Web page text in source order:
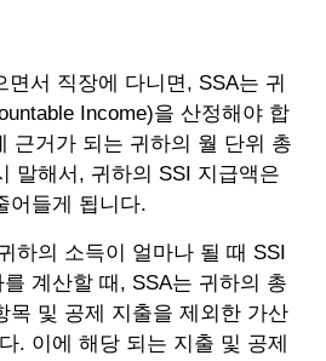
면서 직장에 다니면, SSA는 귀
Income)을 산정해야 합
근거가 되는 귀하의 월 단위 총
말해서, 귀하의 SSI 지급액은
어들게 됩니다.
하의 소득이 얼마나 될 때 SSI
계산할 때, SSA는 귀하의 총
목 및 공제 지출을 제외한 가산
. 이에 해당 되는 지출 및 공제